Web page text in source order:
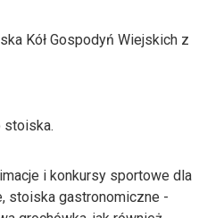
Kół Gospodyń Wiejskich z
stoiska.
i konkursy sportowe dla
stoiska gastronomiczne -